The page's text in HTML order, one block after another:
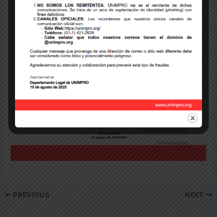
PREVIOUS NEXT